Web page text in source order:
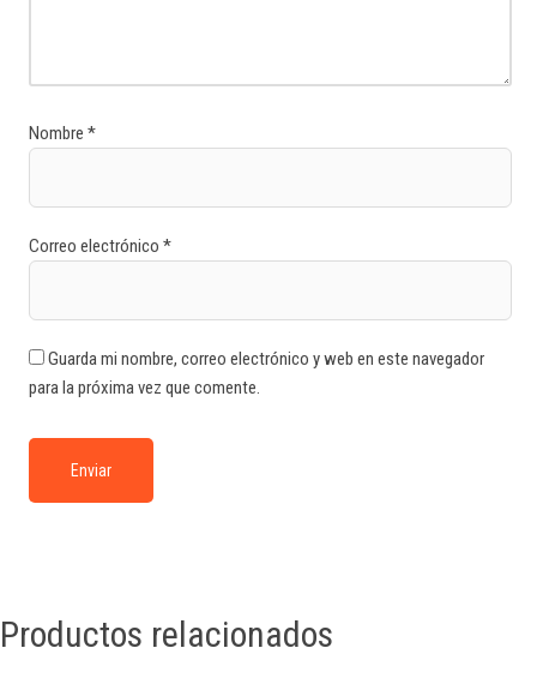
Nombre *
Correo electrónico *
Guarda mi nombre, correo electrónico y web en este navegador
para la próxima vez que comente.
Productos relacionados